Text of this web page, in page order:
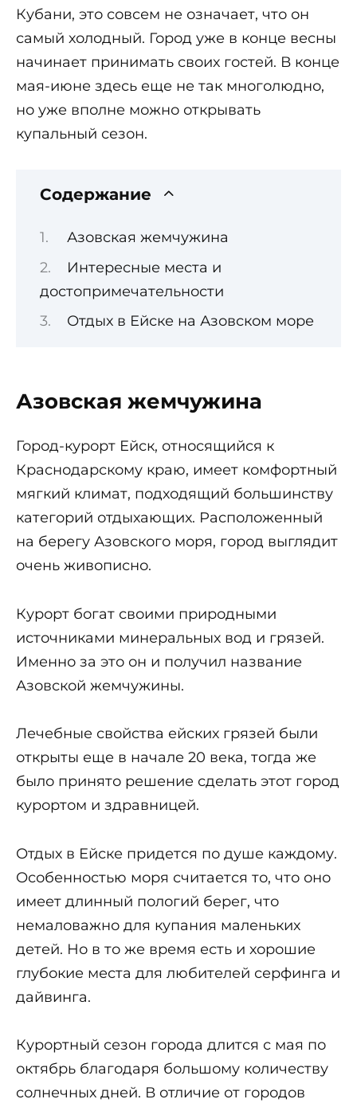
Кубани, это совсем не означает, что он
самый холодный. Город уже в конце весны
начинает принимать своих гостей. В конце
мая-июне здесь еще не так многолюдно,
но уже вполне можно открывать
купальный сезон.
Содержание
Азовская жемчужина
Интересные места и
достопримечательности
Отдых в Ейске на Азовском море
Азовская жемчужина
Город-курорт Ейск, относящийся к
Краснодарскому краю, имеет комфортный
мягкий климат, подходящий большинству
категорий отдыхающих. Расположенный
на берегу Азовского моря, город выглядит
очень живописно.
Курорт богат своими природными
источниками минеральных вод и грязей.
Именно за это он и получил название
Азовской жемчужины.
Лечебные свойства ейских грязей были
открыты еще в начале 20 века, тогда же
было принято решение сделать этот город
курортом и здравницей.
Отдых в Ейске придется по душе каждому.
Особенностью моря считается то, что оно
имеет длинный пологий берег, что
немаловажно для купания маленьких
детей. Но в то же время есть и хорошие
глубокие места для любителей серфинга и
дайвинга.
Курортный сезон города длится с мая по
октябрь благодаря большому количеству
солнечных дней. В отличие от городов